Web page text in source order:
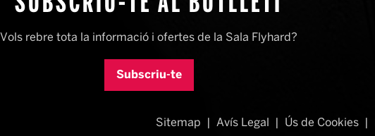
Vols rebre tota la informació i ofertes de la Sala Flyhard?
Subscriu-te
Sitemap Avís Legal Ús de Cookies